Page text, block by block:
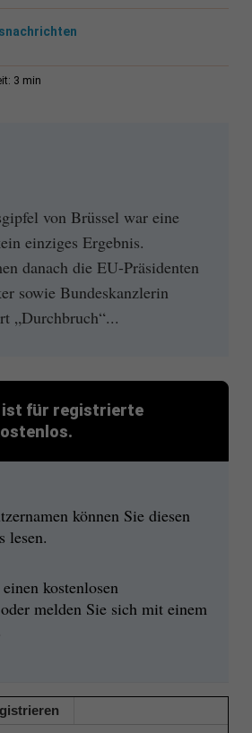
3 min
von Brüssel war eine
einziges Ergebnis.
danach die EU-Präsidenten
sowie Bundeskanzlerin
„Durchbruch“...
ist für registrierte
können Sie diesen
lesen.
kostenlosen
melden Sie sich mit einem